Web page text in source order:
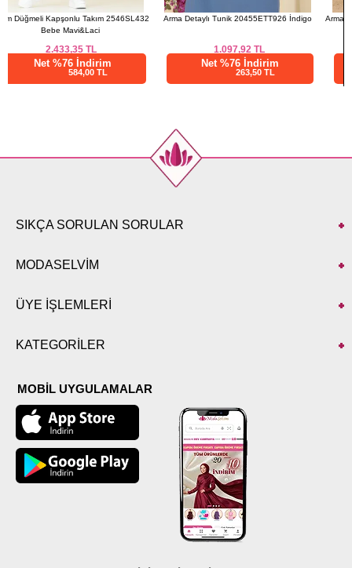
Arma Detaylı Tunik 20455ETT926 İndigo
1.097,92
Net %76 İndirim
263,50 TL
Arma Detaylı Tunik 20455ETT926 Yağ Yeşili
1.097,92
Net %76 İndirim
263,50 TL
SIKÇA SORULAN SORULAR
MODASELVİM
ÜYE İŞLEMLERİ
KATEGORİLER
MOBİL UYGULAMALAR